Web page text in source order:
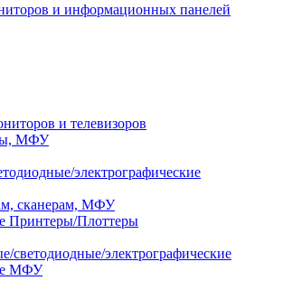
и информационных панелей
и телевизоров
МФУ
электрографические
сканерам, МФУ
Принтеры/Плоттеры
светодиодные/электрографические
МФУ